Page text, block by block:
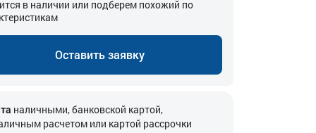
в наличии или подберем похожий по
Оставить заявку
наличными, банковской картой,
расчетом или картой рассрочки